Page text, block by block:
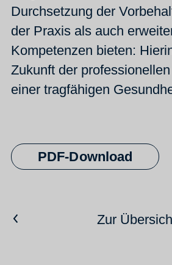
Durchsetzung der
der Praxis als auch
Kompetenzen bieten:
Zukunft der
einer tragfähigen
PDF-Download
Vorheriger Artikel
Zur